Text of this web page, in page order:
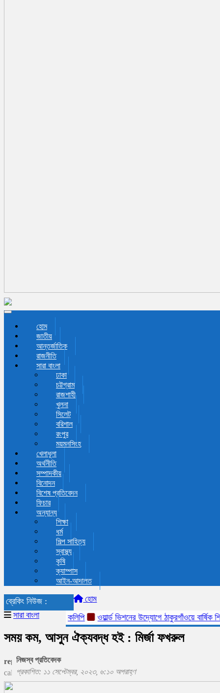
Toggle navigation
হোম
জাতীয়
আন্তর্জাতিক
রাজনীতি
সারা বাংলা
ঢাকা
চট্টগ্রাম
রাজশাহী
খুলনা
সিলেট
বরিশাল
রংপুর
ময়মনসিংহ
খেলাধূলা
অর্থনীতি
সম্পাদকীয়
বিনোদন
বিশেষ প্রতিবেদন
ফিচার
অন্যান্য
শিক্ষা
ধর্ম
শিল্প সাহিত্য
স্বাস্থ্য
কৃষি
ক্যাম্পাস
আইন-আদালত
ব্রেকিং নিউজ :
ঐক্যজোটের স্মারকলিপি
ওয়ার্ল্ড ভিশনের উদ্যোগে ঠাকুরগাঁওয়ে বার্ষিক
হোম
সারা বাংলা
সময় কম, আসুন ঐক্যবদ্ধ হই : মির্জা ফখরুল
নিজস্ব প্রতিবেদক
প্রকাশিত: ১১ সেপ্টেম্বর, ২০২৩, ৬:১০ অপরাহ্ণ